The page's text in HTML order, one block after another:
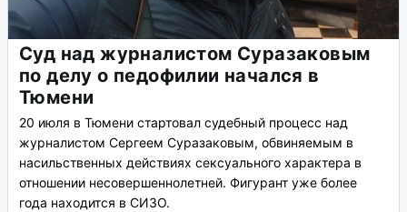
Суд над журналистом Суразаковым
по делу о педофилии начался в
Тюмени
20 июля в Тюмени стартовал судебный процесс над
журналистом Сергеем Суразаковым, обвиняемым в
насильственных действиях сексуального характера в
отношении несовершеннолетней. Фигурант уже более
года находится в СИЗО.